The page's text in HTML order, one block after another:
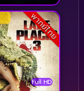
พากย์ไทย
Full HD